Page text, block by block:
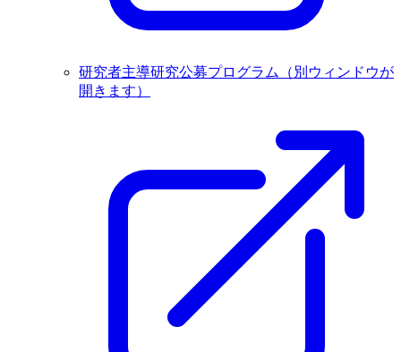
研究者主導研究公募プログラム
（別ウィンドウが
開きます）